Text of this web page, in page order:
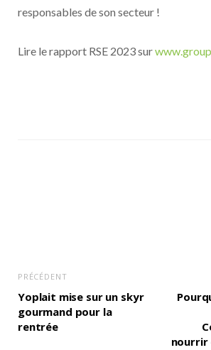
responsables de son secteur !
Lire le rapport RSE 2023 sur
PRÉCÉDENT
Yoplait mise sur un skyr
gourmand pour la
rentrée
nourrir